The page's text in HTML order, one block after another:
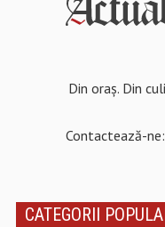
Din oraș. Din
Contactează-ne:
CATEGORII